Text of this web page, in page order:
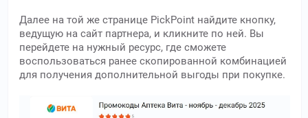
Далее на той же странице PickPoint найдите кнопку,
ведущую на сайт партнера, и кликните по ней. Вы
перейдете на нужный ресурс, где сможете
воспользоваться ранее скопированной комбинацией
для получения дополнительной выгоды при покупке.